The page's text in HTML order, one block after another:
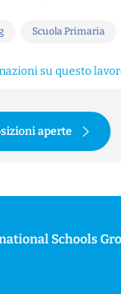
Scuola Primaria
su questo
aperte
Schools